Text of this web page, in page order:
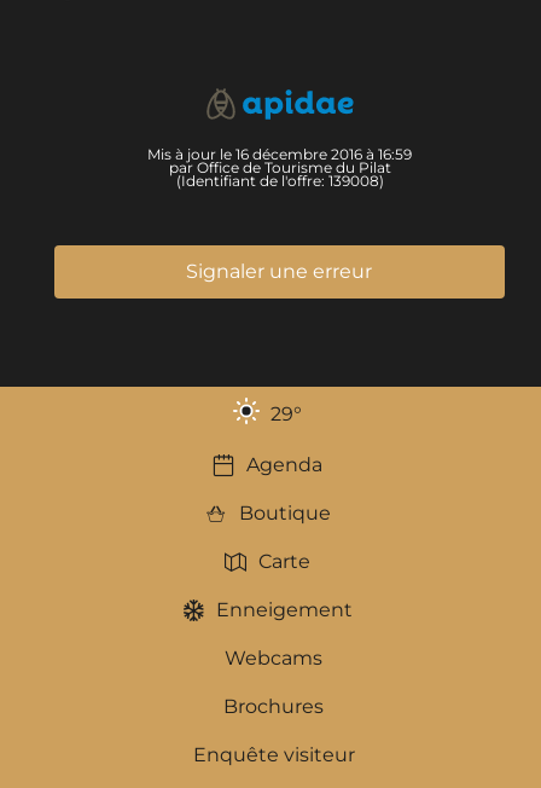
Mis à jour le 16 décembre 2016 à 16:59
par Office de Tourisme du Pilat
(Identifiant de l'offre: 139008)
Signaler une erreur
29°
Agenda
Boutique
Carte
Enneigement
Webcams
Brochures
Enquête visiteur